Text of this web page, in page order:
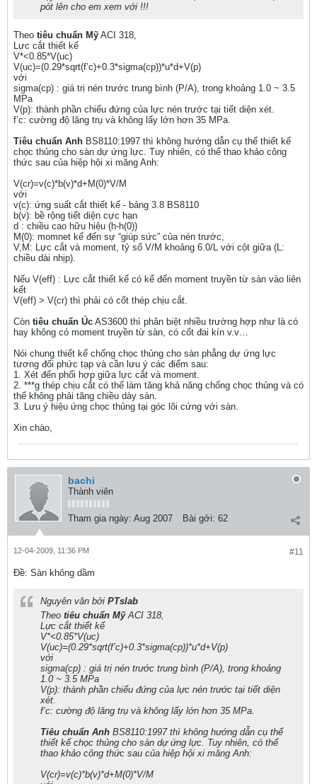
pót lên cho em xem với !!!
Theo tiêu chuẩn Mỹ ACI 318,
Lực cắt thiết kế
V*<0.85*V(uc)
V(uc)=(0.29*sqrt(f’c)+0.3*sigma(cp))*u*d+V(p)
với
sigma(cp) : giá trị nén trước trung bình (P/A), trong khoảng 1.0 ~ 3.5
MPa
V(p): thành phần chiếu đứng của lực nén trước tại tiết diện xét.
f’c: cường độ lăng trụ và không lấy lớn hơn 35 MPa.
Tiêu chuẩn Anh BS8110:1997 thì không hướng dẫn cụ thể thiết kế
chọc thủng cho sàn dự ứng lực. Tuy nhiên, có thể thao khảo công
thức sau của hiệp hội xi măng Anh:
V(cr)=v(c)*b(v)*d+M(0)*V/M
với
v(c): ứng suất cắt thiết kế - bảng 3.8 BS8110
b(v): bề rộng tiết diện cực hạn
d : chiều cao hữu hiệu (h-h(0))
M(0): momnet kể đến sự “giúp sức” của nén trước,
V,M: Lực cắt và moment, tỷ số V/M khoảng 6.0/L với cột giữa (L:
chiều dài nhịp).
Nếu V(eff) : Lực cắt thiết kế có kể đến moment truyền từ sàn vào liên
kết
V(eff) > V(cr) thì phải có cốt thép chịu cắt.
Còn tiêu chuẩn Úc AS3600 thì phân biệt nhiều trường hợp như là có
hay không có moment truyền từ sàn, có cốt đai kín v.v…
Nói chung thiết kế chống chọc thủng cho sàn phẳng dự ứng lực
tương đối phức tạp và cần lưu ý các điểm sau:
1. Xét đến phối hợp giữa lực cắt và moment.
2. ***g thép chịu cắt có thể làm tăng khả năng chống chọc thủng và có
thể không phải tăng chiều dày sàn.
3. Lưu ý hiệu ứng chọc thủng tại góc lõi cứng với sàn.
Xin chào,
bachi
Thành viên
Tham gia ngày: Aug 2007 Bài gởi: 62
#11
12-04-2009, 11:36 PM
Ðề: Sàn không dầm
Nguyên văn bởi PTslab
Theo tiêu chuẩn MỹACI 318,
Lực cắt thiết kế
V*<0.85*V(uc)
V(uc)=(0.29*sqrt(f’c)+0.3*sigma(cp))*u*d+V(p)
với
sigma(cp) : giá trị nén trước trung bình (P/A), trong khoảng
1.0 ~ 3.5 MPa
V(p): thành phần chiếu đứng của lực nén trước tại tiết diện
xét.
f’c: cường độ lăng trụ và không lấy lớn hơn 35 MPa.
Tiêu chuẩn Anh BS8110:1997 thì không hướng dẫn cụ thể
thiết kế chọc thủng cho sàn dự ứng lực. Tuy nhiên, có thể
thao khảo công thức sau của hiệp hội xi măng Anh:
V(cr)=v(c)*b(v)*d+M(0)*V/M